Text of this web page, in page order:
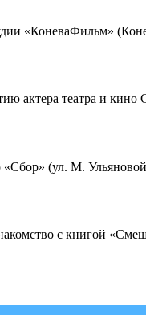
«КоневаФильм»
актера театра и
«Сбор» (ул. М.
с книгой